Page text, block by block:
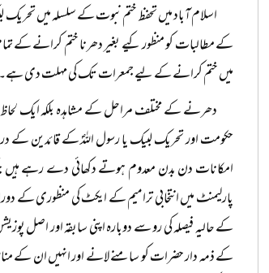
اسلام آباد میں تحفظ ختم نبوت کے سلسلہ میں
کے مطالبات کو منظور کیے بغیر دھرنا ختم کرانے کے
میں ختم کرانے کے لیے جمعرات تک کی مہلت دی ہے۔
دھرنے کے مختلف مراحل کے مشاہدہ بلکہ ایک
حکومت اور تحریک لبیک یا رسول اللہؐ کے قائدین کے
امکانات دن بدن معدوم ہوتے دکھائی دے رہے ہیں
پارلیمنٹ میں انتخابی ترامیم کے ایکٹ کی منظوری کے
کے حالیہ فیصلہ کی رو سے دوبارہ اپنی سابقہ اور اصل
کے ذمہ دار حضرات کو سامنے لانے اور انہیں ان کے